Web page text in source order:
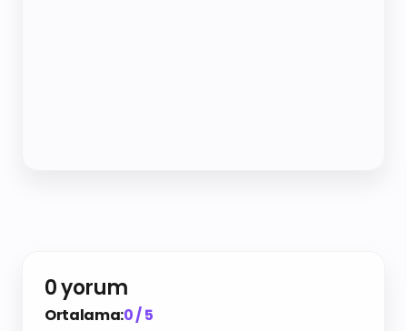
0 yorum
Ortalama:0 / 5